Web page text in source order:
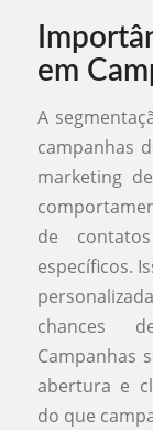
em
A
campanhas
marketing
de
específicos.
chances
Campanhas
abertura e
do que